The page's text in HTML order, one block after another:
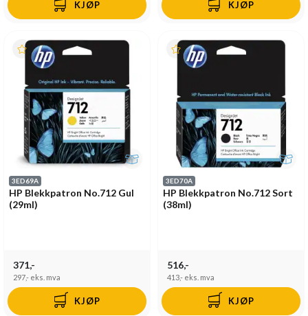
KJØP KJØP
3ED69A
HP Blekkpatron No.712 Gul
(29ml)
371,-
297,- eks. mva
KJØP
3ED70A
HP Blekkpatron No.712 Sort
(38ml)
516,-
413,- eks. mva
KJØP